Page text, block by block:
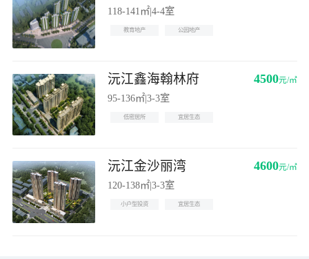
118-141㎡|4-4室
教育地产 公园地产
沅江鑫海翰林府 4500元/㎡
95-136㎡|3-3室
低密居所 宜居生态
沅江金沙丽湾 4600元/㎡
120-138㎡|3-3室
小户型投资 宜居生态